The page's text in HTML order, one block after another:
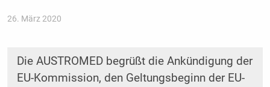
26. März 2020
Die AUSTROMED begrüßt die Ankündigung der
EU-Kommission, den Geltungsbeginn der EU-